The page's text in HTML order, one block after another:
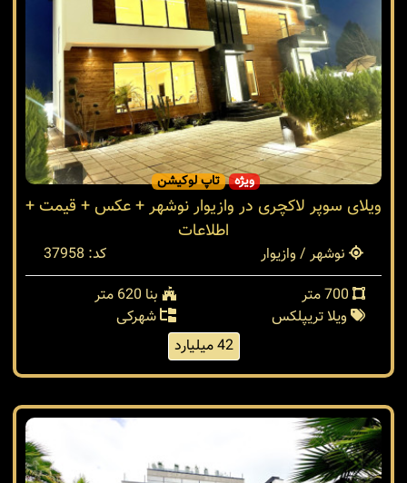
ویژه تاپ لوکیشن
ویلای سوپر لاکچری در وازیوار نوشهر + عکس + قیمت +
اطلاعات
نوشهر / وازیوار
کد: 37958
بنا 620 متر
ویلا تریپلکس
شهرکی
42 میلیارد